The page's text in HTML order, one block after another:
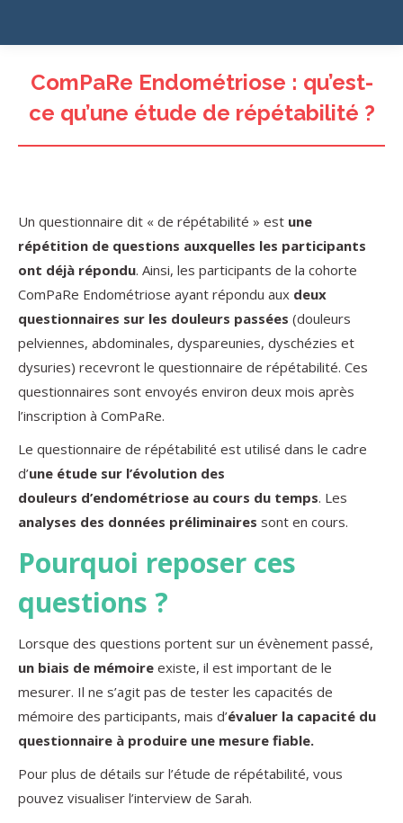
ComPaRe Endométriose : qu’est-
ce qu’une étude de répétabilité ?
Un questionnaire dit « de répétabilité » est une
répétition de questions auxquelles les participants
ont déjà répondu. Ainsi, les participants de la cohorte
ComPaRe Endométriose ayant répondu aux deux
questionnaires sur les douleurs passées (douleurs
pelviennes, abdominales, dyspareunies, dyschézies et
dysuries) recevront le questionnaire de répétabilité. Ces
questionnaires sont envoyés environ deux mois après
l’inscription à ComPaRe.
Le questionnaire de répétabilité est utilisé dans le cadre
d’une étude sur l’évolution des
douleurs d’endométriose au cours du temps. Les
analyses des données préliminaires sont en cours.
Pourquoi reposer ces
questions ?
Lorsque des questions portent sur un évènement passé,
un biais de mémoire existe, il est important de le
mesurer. Il ne s’agit pas de tester les capacités de
mémoire des participants, mais d’évaluer la capacité du
questionnaire à produire une mesure fiable.
Pour plus de détails sur l’étude de répétabilité, vous
pouvez visualiser l’interview de Sarah.